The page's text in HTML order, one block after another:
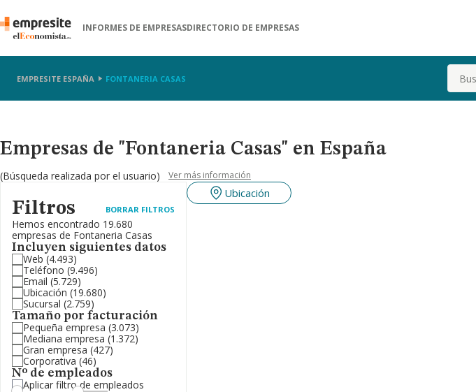
INFORMES DE EMPRESASDIRECTORIO DE EMPRESAS
EMPRESITE ESPAÑA FONTANERIA CASAS Buscar
Empresas de "Fontaneria Casas" en España
(Búsqueda realizada por el usuario) Ver más información
Filtros BORRAR FILTROS
Hemos encontrado 19.680
empresas de Fontaneria Casas
Incluyen siguientes datos
Web (4.493)
Teléfono (9.496)
Email (5.729)
Ubicación (19.680)
Sucursal (2.759)
Tamaño por facturación
Pequeña empresa (3.073)
Mediana empresa (1.372)
Gran empresa (427)
Corporativa (46)
Nº de empleados
Aplicar filtro de empleados
Ubicación